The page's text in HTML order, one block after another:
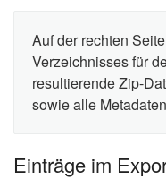
Auf der rechten
Verzeichnisses für
resultierende Zip-
sowie alle
Einträge im